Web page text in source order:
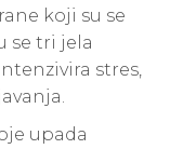
koji su se
se tri jela
stres,
upada